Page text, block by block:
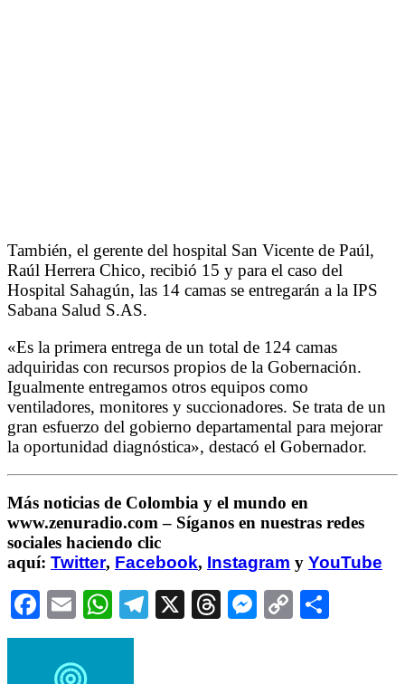
También, el gerente del hospital San Vicente de Paúl,
Raúl Herrera Chico, recibió 15 y para el caso del
Hospital Sahagún, las 14 camas se entregarán a la IPS
Sabana Salud S.AS.
«Es la primera entrega de un total de 124 camas
adquiridas con recursos propios de la Gobernación.
Igualmente entregamos otros equipos como
ventiladores, monitores y succionadores. Se trata de un
gran esfuerzo del gobierno departamental para mejorar
la oportunidad diagnóstica», destacó el Gobernador.
Más noticias de Colombia y el mundo en
www.zenuradio.com – Síganos en nuestras redes
sociales haciendo clic
aquí: Twitter, Facebook, Instagram y YouTube
Facebook
EmailWhatsApp
Telegram
X ThreadsCopy